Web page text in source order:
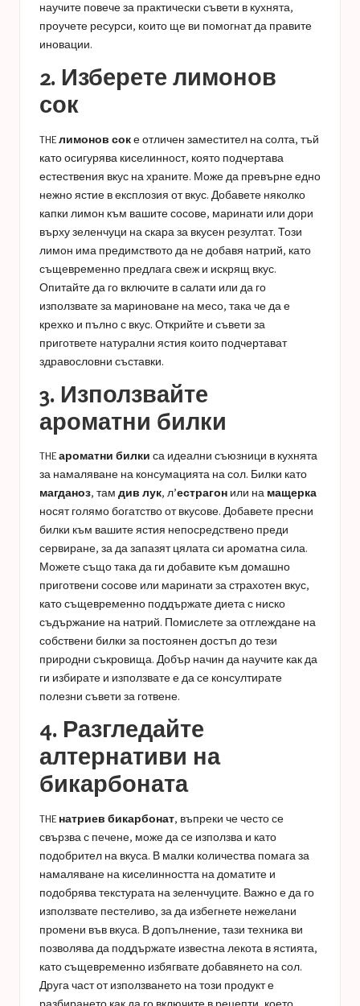
научите повече за практически съвети в кухнята,
проучете ресурси, които ще ви помогнат да правите
иновации.
2. Изберете лимонов
сок
THEлимонов соке отличен заместител на солта, тъй
като осигурява киселинност, която подчертава
естествения вкус на храните. Може да превърне едно
нежно ястие в експлозия от вкус. Добавете няколко
капки лимон към вашите сосове, маринати или дори
върху зеленчуци на скара за вкусен резултат. Този
лимон има предимството да не добавя натрий, като
същевременно предлага свеж и искрящ вкус.
Опитайте да го включите в салати или да го
използвате за мариноване на месо, така че да е
крехко и пълно с вкус. Открийте и съвети за
пригответе натурални ястия които подчертават
здравословни съставки.
3. Използвайте
ароматни билки
THEароматни билки са идеални съюзници в кухнята
за намаляване на консумацията на сол. Билки като
магданоз, там див лук, л’естрагон или на мащерка
носят голямо богатство от вкусове. Добавете пресни
билки към вашите ястия непосредствено преди
сервиране, за да запазят цялата си ароматна сила.
Можете също така да ги добавите към домашно
приготвени сосове или маринати за страхотен вкус,
като същевременно поддържате диета с ниско
съдържание на натрий. Помислете за отглеждане на
собствени билки за постоянен достъп до тези
природни съкровища. Добър начин да научите как да
ги избирате и използвате е да се консултирате
полезни съвети за готвене.
4. Разгледайте
алтернативи на
бикарбоната
THE натриев бикарбонат, въпреки че често се
свързва с печене, може да се използва и като
подобрител на вкуса. В малки количества помага за
намаляване на киселинността на доматите и
подобрява текстурата на зеленчуците. Важно е да го
използвате пестеливо, за да избегнете нежелани
промени във вкуса. В допълнение, тази техника ви
позволява да поддържате известна лекота в ястията,
като същевременно избягвате добавянето на сол.
Друга част от използването на този продукт е
разбирането как да го включите в рецепти, което